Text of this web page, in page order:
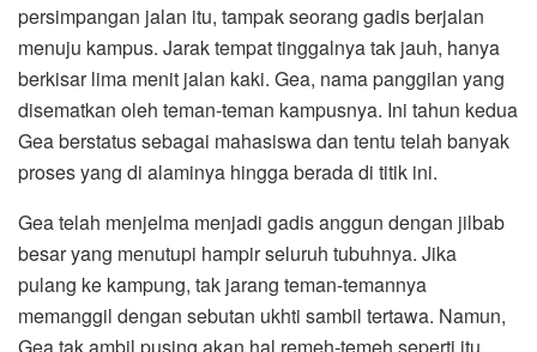
persimpangan jalan itu, tampak seorang gadis berjalan
menuju kampus. Jarak tempat tinggalnya tak jauh, hanya
berkisar lima menit jalan kaki. Gea, nama panggilan yang
disematkan oleh teman-teman kampusnya. Ini tahun kedua
Gea berstatus sebagai mahasiswa dan tentu telah banyak
proses yang di alaminya hingga berada di titik ini.
Gea telah menjelma menjadi gadis anggun dengan jilbab
besar yang menutupi hampir seluruh tubuhnya. Jika
pulang ke kampung, tak jarang teman-temannya
memanggil dengan sebutan ukhti sambil tertawa. Namun,